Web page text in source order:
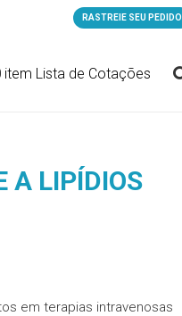
RASTREIE SEU PEDIDO
item Lista de Cotações
A LIPÍDIOS
em terapias intravenosas